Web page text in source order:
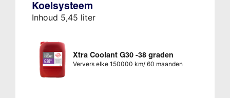
Koelsysteem
Inhoud 5,45 liter
Xtra Coolant G30 -38 graden
Ververs elke 150000 km/ 60 maanden